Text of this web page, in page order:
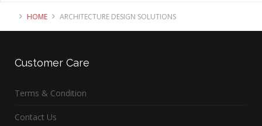
HOME ARCHITECTURE DESIGN SOLUTIONS
Customer Care
Terms & Condition
Contact Us